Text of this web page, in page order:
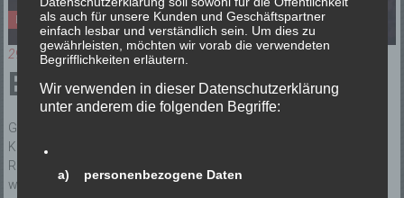
Einsätze
29/03/2026
B2 DLK Kaminbrand
Gegen 20:03 Alarmierung mit dem Einsatzstichwort B2 DLK
Kaminbrand. Beim Eintreffen wurde ein Kaminbrand mit starker
Rauchentwicklung in einer Wohnung festgestellt. Unter Atemschutz
wurde
als auch für unsere Kunden und Geschäftspartner
einfach lesbar und verständlich sein. Um dies zu
gewährleisten, möchten wir vorab die verwendeten
Begrifflichkeiten erläutern.
Wir verwenden in dieser Datenschutzerklärung
unter anderem die folgenden Begriffe:
a) personenbezogene Daten